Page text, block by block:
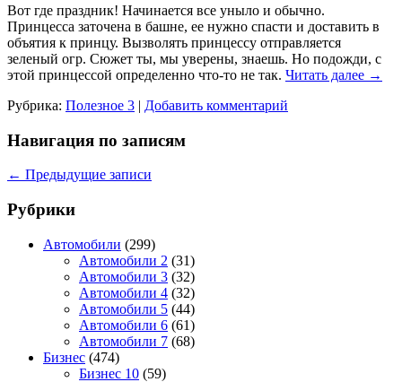
Вот где праздник! Начинается все уныло и обычно.
Принцесса за­точена в башне, ее нужно спасти и доставить в
объятия к принцу. Вызволять принцессу отправляется
зеленый огр. Сюжет ты, мы увере­ны, знаешь. Но подожди, с
этой принцессой определенно что-то не так. Читать далее →
Рубрика: Полезное 3 | Добавить комментарий
Навигация по записям
← Предыдущие записи
Рубрики
Автомобили (299)
Автомобили 2 (31)
Автомобили 3 (32)
Автомобили 4 (32)
Автомобили 5 (44)
Автомобили 6 (61)
Автомобили 7 (68)
Бизнес (474)
Бизнес 10 (59)